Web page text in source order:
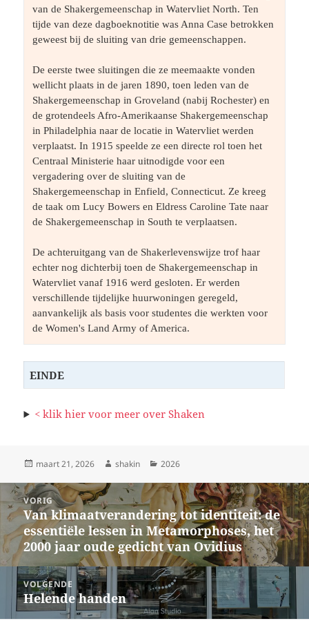
van de Shakergemeenschap in Watervliet North. Ten
tijde van deze dagboeknotitie was Anna Case betrokken
geweest bij de sluiting van drie gemeenschappen.
De eerste twee sluitingen die ze meemaakte vonden
wellicht plaats in de jaren 1890, toen leden van de
Shakergemeenschap in Groveland (nabij Rochester) en
de grotendeels Afro-Amerikaanse Shakergemeenschap
in Philadelphia naar de locatie in Watervliet werden
verplaatst. In 1915 speelde ze een directe rol toen het
Centraal Ministerie haar uitnodigde voor een
vergadering over de sluiting van de
Shakergemeenschap in Enfield, Connecticut. Ze kreeg
de taak om Lucy Bowers en Eldress Caroline Tate naar
de Shakergemeenschap in South te verplaatsen.
De achteruitgang van de Shakerlevenswijze trof haar
echter nog dichterbij toen de Shakergemeenschap in
Watervliet vanaf 1916 werd gesloten. Er werden
verschillende tijdelijke huurwoningen geregeld,
aanvankelijk als basis voor studentes die werkten voor
de Women's Land Army of America.
EINDE
< klik hier voor meer over Shaken
Geplaatst
maart 21, 2026 Auteur
shakin Categorieën
2026
Bericht
navigatie
VORIG
Vorig
bericht:
Van klimaatverandering tot identiteit: de
essentiële lessen in Metamorphoses, het
2000 jaar oude gedicht van Ovidius
VOLGENDE
Volgend
bericht:
Helende handen